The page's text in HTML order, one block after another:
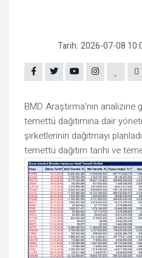
Tarih: 2026-07-08
BMD Araştırma'nın analizine
temettü dağıtımına dair
şirketlerinin dağıtmayı
temettü dağıtım tarihi ve